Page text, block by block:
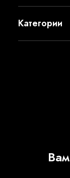
Категории